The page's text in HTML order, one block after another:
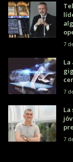
7
La
7
La
7